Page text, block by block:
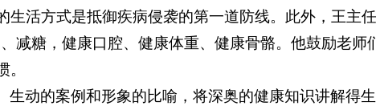
生活方式是抵御疾病侵袭的第一道防线。此外，王主
减糖，健康口腔、健康体重、健康骨骼。他鼓励老师
生动的案例和形象的比喻，将深奥的健康知识讲解得